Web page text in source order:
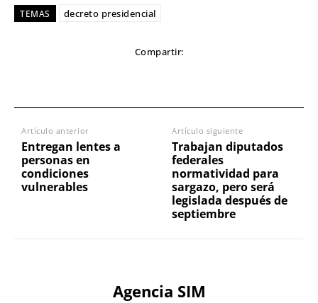
TEMAS decreto presidencial
Compartir:
Artículo anterior
Entregan lentes a
personas en
condiciones
vulnerables
Artículo siguiente
Trabajan diputados
federales
normatividad para
sargazo, pero será
legislada después de
septiembre
Agencia SIM